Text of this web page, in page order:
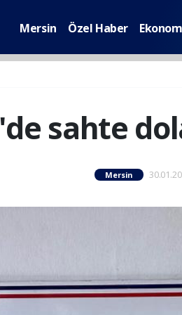
Mersin Özel Haber
sahte
Mersin